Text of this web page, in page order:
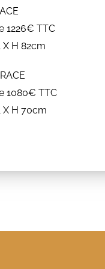
1226€ TTC
X H 82cm
1080€ TTC
X H 70cm